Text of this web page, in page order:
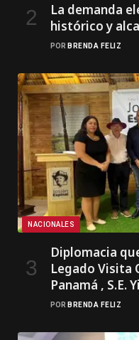
La demanda
histórico y
POR BRENDA FELIZ
NACIONALES
Diplomacia
Legado Visita
Panamá , S.E.
POR BRENDA FELIZ